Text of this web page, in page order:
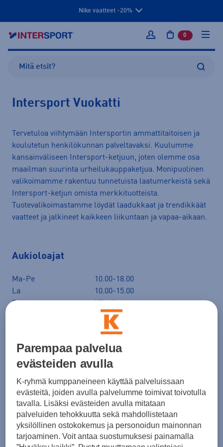
Nike vaatteet -20%
Kirjaudu sisään
0 tuotetta
Intersport Vuokatti
Tervetuloa viihtymään Intersportin ammattitaitoisen ja
koulutetun henkilökunnan palveltavaksi. Kuulumme
kansainväliseen Intersport-ketjuun, joten olemme osa
maailman suurinta urheilukauppaketjua. Monipuolinen
valikoimamme rakentuu tunnetuista laatumerkeistä sekä
Intersport-ketjun omista merkkituotteista.
Tuotevalikoimastamme löydät laadukkaat ja trendikkäät
vaatteet ja jalkineet kaikkeen liikuntaan ja vapaa-aikaan.
Aukioloajat
Ma-Pe
10.00-18.00
La
10.00-15.00
Su
Yhteystiedot
Intersport Vuokatti,
Vuokatinhovintie 2, 88610 VuokattiAjo-ohjeet
vuokatti@intersport.fi
Lähetä viesti kaupalle
Parempaa palvelua
evästeiden avulla
K-ryhmä kumppaneineen käyttää palveluissaan
evästeitä, joiden avulla palvelumme toimivat toivotulla
tavalla. Lisäksi evästeiden avulla mitataan
palveluiden tehokkuutta sekä mahdollistetaan
yksilöllinen ostokokemus ja personoidun mainonnan
tarjoaminen. Voit antaa suostumuksesi painamalla